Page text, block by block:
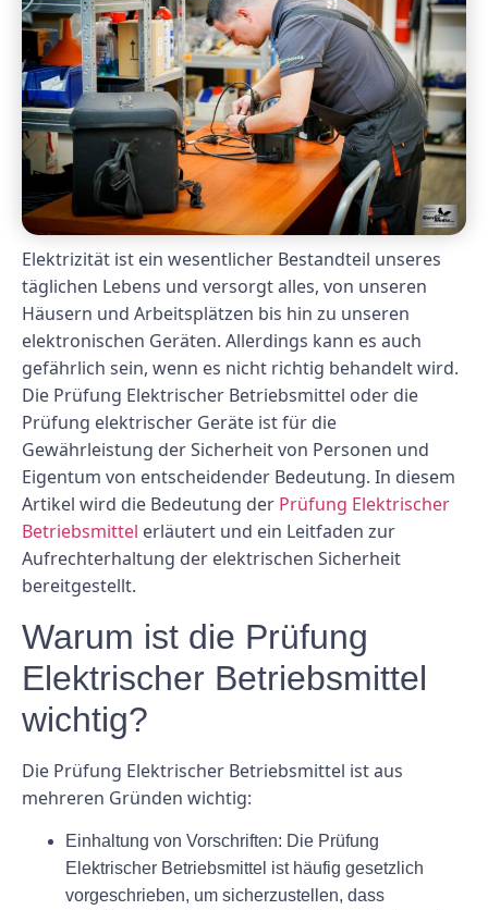
Elektrizität ist ein wesentlicher Bestandteil unseres
täglichen Lebens und versorgt alles, von unseren
Häusern und Arbeitsplätzen bis hin zu unseren
elektronischen Geräten. Allerdings kann es auch
gefährlich sein, wenn es nicht richtig behandelt wird.
Die Prüfung Elektrischer Betriebsmittel oder die
Prüfung elektrischer Geräte ist für die
Gewährleistung der Sicherheit von Personen und
Eigentum von entscheidender Bedeutung. In diesem
Artikel wird die Bedeutung der Prüfung Elektrischer
Betriebsmittel erläutert und ein Leitfaden zur
Aufrechterhaltung der elektrischen Sicherheit
bereitgestellt.
Warum ist die Prüfung
Elektrischer Betriebsmittel
wichtig?
Die Prüfung Elektrischer Betriebsmittel ist aus
mehreren Gründen wichtig:
Einhaltung von Vorschriften: Die Prüfung
Elektrischer Betriebsmittel ist häufig gesetzlich
vorgeschrieben, um sicherzustellen, dass